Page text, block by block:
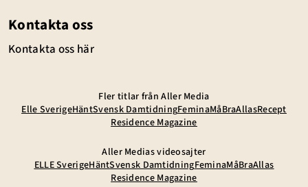
Kontakta oss
Kontakta oss här
Fler titlar från Aller Media
Elle SverigeHäntSvensk DamtidningFeminaMåBraAllasRecept
Residence Magazine
Aller Medias videosajter
ELLE SverigeHäntSvensk DamtidningFeminaMåBraAllas
Residence Magazine